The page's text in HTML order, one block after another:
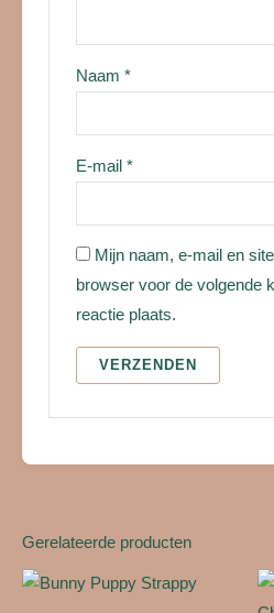
Naam*
E-mail*
Mijn naam, e-mail en
browser voor de volgende
reactie plaats.
Gerelateerde producten